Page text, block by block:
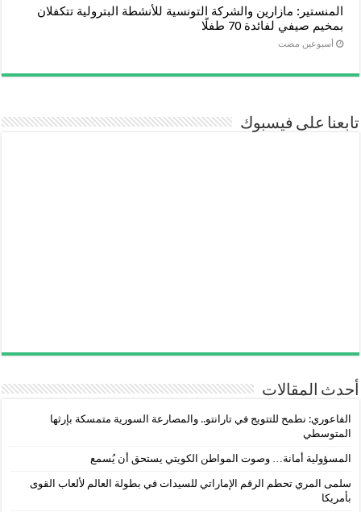
المنستير: مازارين والشركة التونسية للأنشطة البترولية تتكفلان
بمخيم صيفي لفائدة 70 طفلًا
‏أسبوعين مضت
تابعنا على فيسبوك
أحدث المقالات
الفاعوري: نطمح للتتويج في تارانتو.. والمصارعة السورية متمسكة بإرثها
المتوسطي
المسؤولية أمانة… وصوت المواطن الكويتي يستحق أن يُسمع
سلمى المري تحطم الرقم الإماراتي للسيدات في بطولة العالم لألعاب القوى
بأمريكا